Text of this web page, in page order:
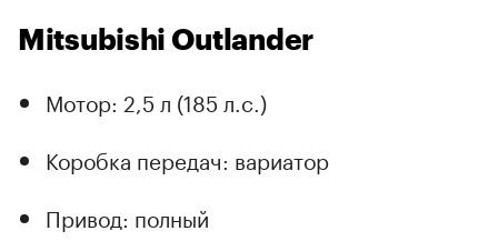
Mitsubishi Outlander
Мотор: 2,5 л (185 л.с.)
Коробка передач: вариатор
Привод: полный